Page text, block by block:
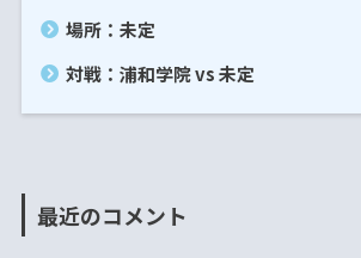
場所：未定
対戦：浦和学院 vs 未定
最近のコメント